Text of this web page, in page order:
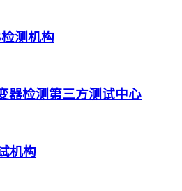
测机构
器检测第三方测试中心
机构